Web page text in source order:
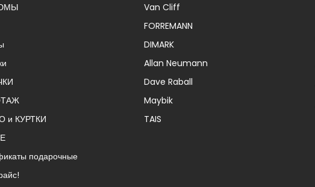
и КУРТКИ
подарочные
Van Cliff
FORREMANN
DIMARK
Allan Neumann
Dave Raball
Maybik
TAIS